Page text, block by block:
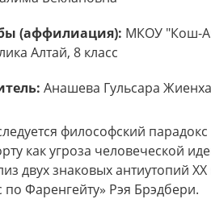
(аффилиация): МКОУ "Кош-
Алтай, 8 класс
Анашева Гульсара
философский
как угроза человеческой
двух знаковых антиутопий
по Фаренгейту» Рэя Брэдбери.